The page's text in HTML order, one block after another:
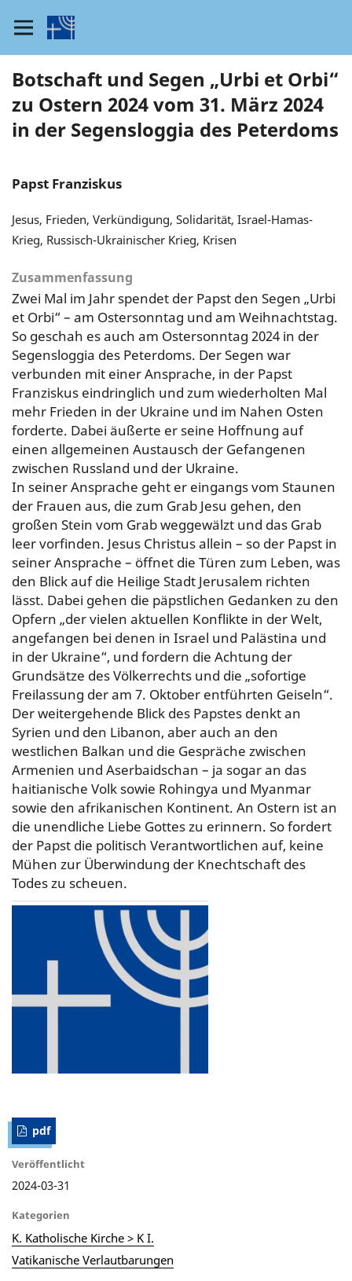
Botschaft und Segen „Urbi et Orbi“
zu Ostern 2024 vom 31. März 2024
in der Segensloggia des Peterdoms
Papst Franziskus
Jesus, Frieden, Verkündigung, Solidarität, Israel-Hamas-
Krieg, Russisch-Ukrainischer Krieg, Krisen
Zusammenfassung
Zwei Mal im Jahr spendet der Papst den Segen „Urbi
et Orbi“ – am Ostersonntag und am Weihnachtstag.
So geschah es auch am Ostersonntag 2024 in der
Segensloggia des Peterdoms. Der Segen war
verbunden mit einer Ansprache, in der Papst
Franziskus eindringlich und zum wiederholten Mal
mehr Frieden in der Ukraine und im Nahen Osten
forderte. Dabei äußerte er seine Hoffnung auf
einen allgemeinen Austausch der Gefangenen
zwischen Russland und der Ukraine.
In seiner Ansprache geht er eingangs vom Staunen
der Frauen aus, die zum Grab Jesu gehen, den
großen Stein vom Grab weggewälzt und das Grab
leer vorfinden. Jesus Christus allein – so der Papst in
seiner Ansprache – öffnet die Türen zum Leben, was
den Blick auf die Heilige Stadt Jerusalem richten
lässt. Dabei gehen die päpstlichen Gedanken zu den
Opfern „der vielen aktuellen Konflikte in der Welt,
angefangen bei denen in Israel und Palästina und
in der Ukraine“, und fordern die Achtung der
Grundsätze des Völkerrechts und die „sofortige
Freilassung der am 7. Oktober entführten Geiseln“.
Der weitergehende Blick des Papstes denkt an
Syrien und den Libanon, aber auch an den
westlichen Balkan und die Gespräche zwischen
Armenien und Aserbaidschan – ja sogar an das
haitianische Volk sowie Rohingya und Myanmar
sowie den afrikanischen Kontinent. An Ostern ist an
die unendliche Liebe Gottes zu erinnern. So fordert
der Papst die politisch Verantwortlichen auf, keine
Mühen zur Überwindung der Knechtschaft des
Todes zu scheuen.
pdf
Veröffentlicht
2024-03-31
Kategorien
K. Katholische Kirche > K I.
Vatikanische Verlautbarungen